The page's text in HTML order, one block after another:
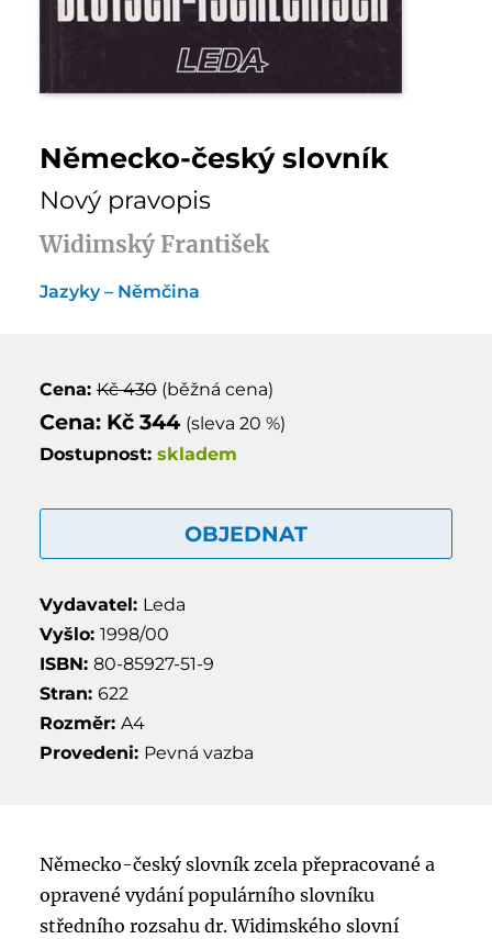
Německo-český slovník
Nový pravopis
Widimský František
Jazyky – Němčina
Cena:Kč 430(běžná cena)
Cena: Kč 344 (sleva 20 %)
Dostupnost: skladem
OBJEDNAT
Vydavatel: Leda
Vyšlo: 1998/00
ISBN: 80-85927-51-9
Stran: 622
Rozměr: A4
Provedeni: Pevná vazba
Německo-český slovník zcela přepracované a
opravené vydání populárního slovníku
středního rozsahu dr. Widimského slovní